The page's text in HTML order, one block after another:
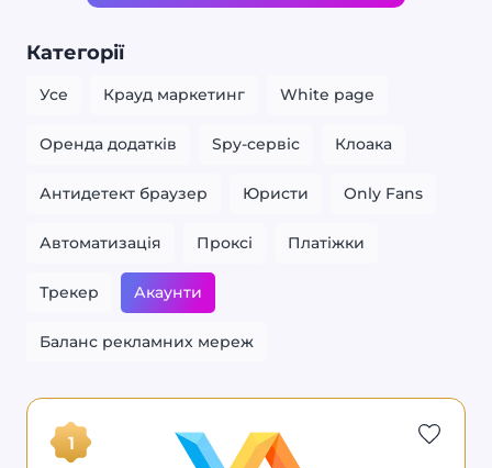
Категорії
Усе Крауд маркетинг White page
Оренда додатків Spy-сервіс Клоака
Антидетект браузер Юристи Only Fans
Автоматизація Проксі Платіжки
Трекер Акаунти
Баланс рекламних мереж
VAgency
1